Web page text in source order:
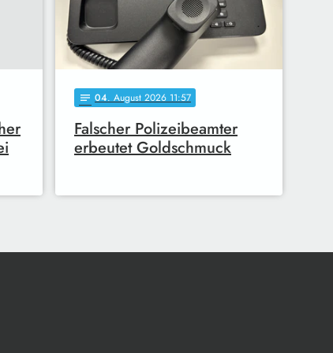
notes 04. August 2026 11:57
Falscher Polizeibeamter
erbeutet Goldschmuck